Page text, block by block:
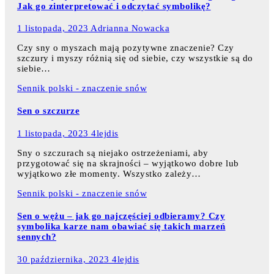
Jak go zinterpretować i odczytać symbolikę?
1 listopada, 2023 Adrianna Nowacka
Czy sny o myszach mają pozytywne znaczenie? Czy
szczury i myszy różnią się od siebie, czy wszystkie są do
siebie…
Sennik polski - znaczenie snów
Sen o szczurze
1 listopada, 2023 4lejdis
Sny o szczurach są niejako ostrzeżeniami, aby
przygotować się na skrajności – wyjątkowo dobre lub
wyjątkowo złe momenty. Wszystko zależy…
Sennik polski - znaczenie snów
Sen o wężu – jak go najczęściej odbieramy? Czy
symbolika karze nam obawiać się takich marzeń
sennych?
30 października, 2023 4lejdis